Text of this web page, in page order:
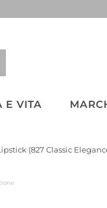
E VITA
(827 Classic